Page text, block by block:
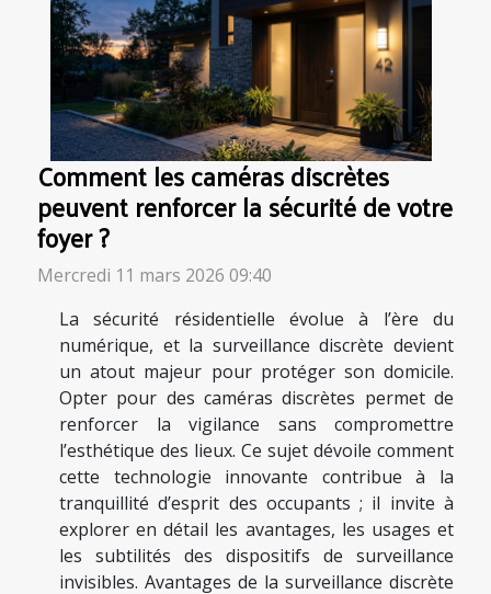
Comment les caméras discrètes
peuvent renforcer la sécurité de votre
foyer ?
Mercredi 11 mars 2026 09:40
La sécurité résidentielle évolue à l’ère du
numérique, et la surveillance discrète devient
un atout majeur pour protéger son domicile.
Opter pour des caméras discrètes permet de
renforcer la vigilance sans compromettre
l’esthétique des lieux. Ce sujet dévoile comment
cette technologie innovante contribue à la
tranquillité d’esprit des occupants ; il invite à
explorer en détail les avantages, les usages et
les subtilités des dispositifs de surveillance
invisibles. Avantages de la surveillance discrète